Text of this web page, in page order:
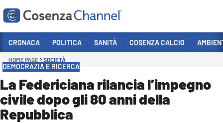
Sezioni
POLITICA
COSENZA CALCIO
CRONACA POLITICA SANITÀ COSENZA CALCIO
HOME PAGE SOCIETÀ
DEMOCRAZIA E RICERCA
La Federiciana rilancia l’impegno
civile dopo gli 80 anni della
Repubblica